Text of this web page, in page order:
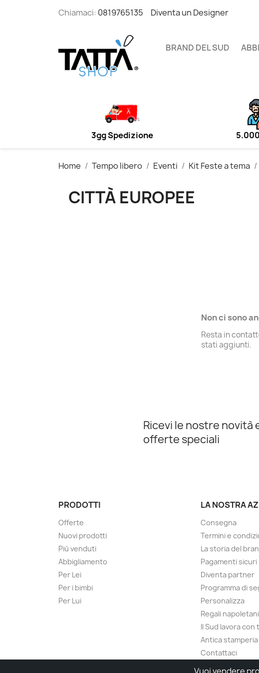
Chiamaci: 0819765135 Diventa un Designer
BRAND DEL SUD
3gg Spedizione
Home Tempo libero Eventi Kit Feste a tema
CITTÀ EUROPEE
Non ci sono
Resta in
stati aggiunti.
Ricevi le nostre novità
offerte speciali
PRODOTTI
Offerte
Nuovi prodotti
Più venduti
Abbigliamento
Per Lei
Per i bimbi
Per Lui
LA NOSTRA
Consegna
Termini e
La storia del
Pagamenti sicuri
Diventa partner
Programma di
Personalizza
Regali napoletani
Il Sud lavora con
Antica
Contattaci
© 2026